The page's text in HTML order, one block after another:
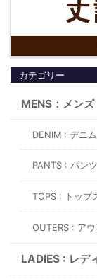
カテゴリー
MENS：メンズ
DENIM : デニム
PANTS : パンツ
TOPS : トップ
OUTERS : ア
LADIES : レデ